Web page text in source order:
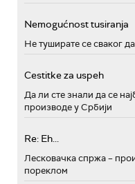
Nemogućnost tusiranja
Не туширате се сваког
Cestitke za uspeh
Да ли сте знали да се
производе у Србији
Re: Eh...
Лесковачка спржа –
пореклом